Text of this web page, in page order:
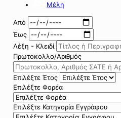
Μέλη
Από
Έως
Λέξη - Κλειδί
Πρωτοκολλο/Αριθμός
Επιλέξτε Έτος
Επιλέξτε Φορέα
Επιλέξτε Κατηγορία Εγγράφου